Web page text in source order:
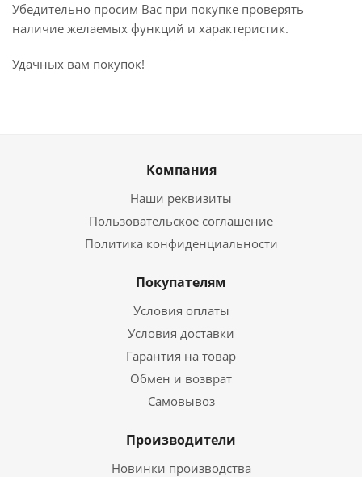
Убедительно просим Вас при покупке проверять
наличие желаемых функций и характеристик.
Удачных вам покупок!
Компания
Наши реквизиты
Пользовательское соглашение
Политика конфиденциальности
Покупателям
Условия оплаты
Условия доставки
Гарантия на товар
Обмен и возврат
Самовывоз
Производители
Новинки производства